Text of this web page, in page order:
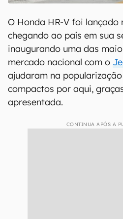
O Honda HR-V foi lançado
chegando ao país em sua
inaugurando uma das
mercado nacional com o
ajudaram na
compactos por aqui,
apresentada.
CONTINUA APÓS A